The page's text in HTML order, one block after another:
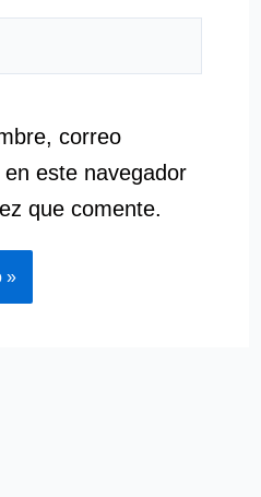
correo
este navegador
que comente.